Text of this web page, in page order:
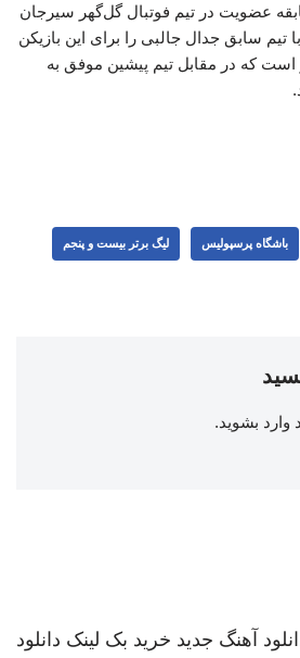
عضویت در تیم فوتبال گل‌گهر سیرجان
تیم سابق جدال جالبی را برای این بازیکن
است که در مقابل تیم پیشین موفق به
باشگاه پرسپولیس لیگ برتر بیست و پنجم
وارد بشوید.
آهنگ جدید خرید بک لینک دانلود